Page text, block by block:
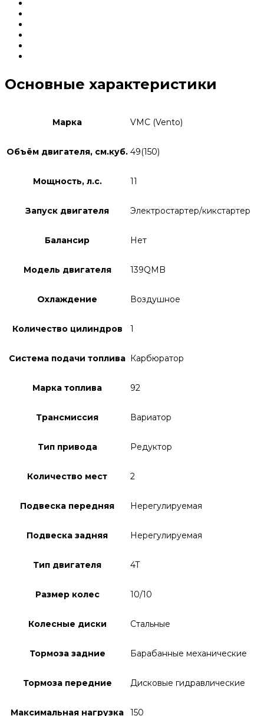
Основные характеристики
Марка VMC (Vento)
Объём двигателя, см.куб. 49(150)
Мощность, л.с. 11
Запуск двигателя Электростартер/кикстартер
Балансир Нет
Модель двигателя 139QMB
Охлаждение Воздушное
Количество цилиндров 1
Система подачи топлива Карбюратор
Марка топлива 92
Трансмиссия Вариатор
Тип привода Редуктор
Количество мест 2
Подвеска передняя Нерегулируемая
Подвеска задняя Нерегулируемая
Тип двигателя 4T
Размер колес 10/10
Колесные диски Стальные
Тормоза задние Барабанные механические
Тормоза передние Дисковые гидравлические
Максимальная нагрузка 150